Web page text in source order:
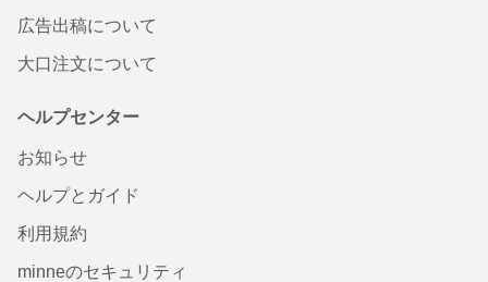
広告出稿について
大口注文について
ヘルプセンター
お知らせ
ヘルプとガイド
利用規約
minneのセキュリティ